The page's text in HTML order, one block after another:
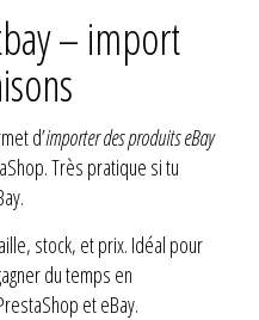
– import
d’importer des produits eBay
Très pratique si tu
stock, et prix. Idéal pour
du temps en
et eBay.